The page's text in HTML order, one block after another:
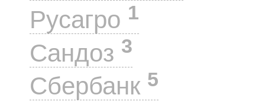
Русагро 1
Сандоз 3
Сбербанк 5